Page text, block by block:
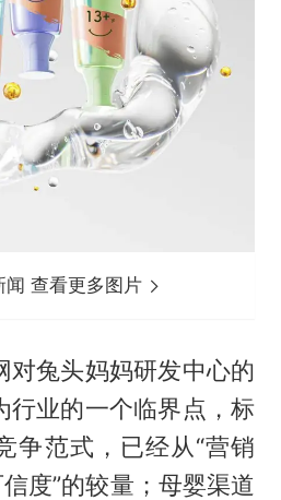
闻 查看更多图片
对兔头妈妈研发中心的
行业的一个临界点，标
争范式，已经从“营销
度”的较量；母婴渠道